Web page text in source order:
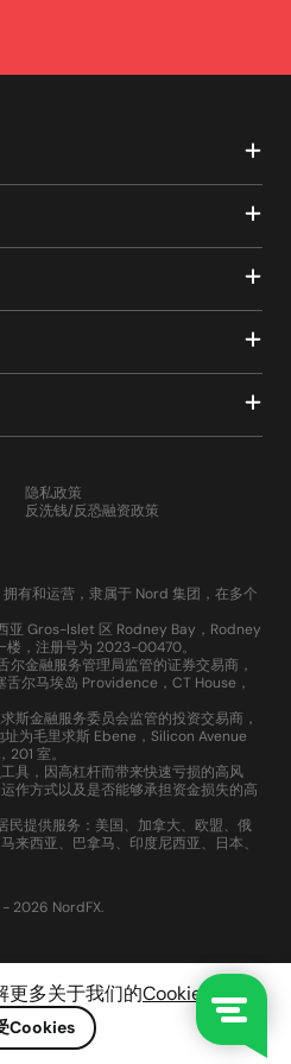
更多关于我们的Cookie政策。
Cookies
隐私政策
反洗钱/反恐融资政策
有和运营，隶属于 Nord 集团，在多个
亚 Gros-Islet 区 Rodney Bay，Rodney
，注册号为 2023-00470。
金融服务管理局监管的证券交易商，
尔马埃岛 Providence，CT House，
斯金融服务委员会监管的投资交易商，
为毛里求斯 Ebene，Silicon Avenue
室。
具，因高杠杆而带来快速亏损的高风
作方式以及是否能够承担资金损失的高
民提供服务：美国、加拿大、欧盟、俄
来西亚、巴拿马、印度尼西亚、日本、
2026 NordFX.